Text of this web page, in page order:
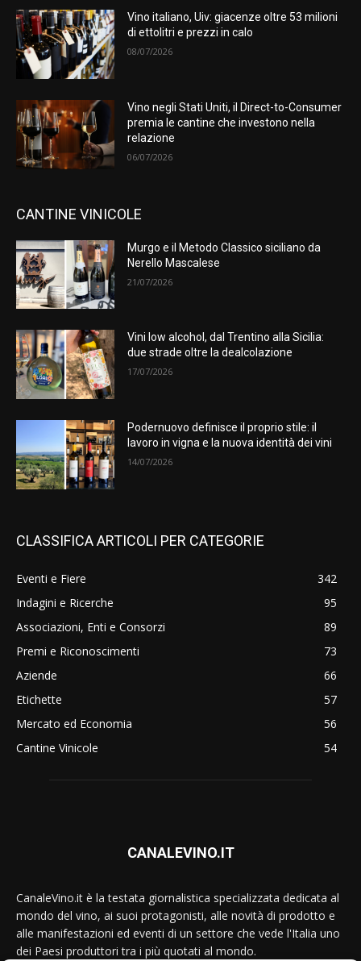
Vino italiano, Uiv: giacenze oltre 53 milioni
di ettolitri e prezzi in calo
08/07/2026
Vino negli Stati Uniti, il Direct-to-Consumer
premia le cantine che investono nella
relazione
06/07/2026
CANTINE VINICOLE
Murgo e il Metodo Classico siciliano da
Nerello Mascalese
21/07/2026
Vini low alcohol, dal Trentino alla Sicilia:
due strade oltre la dealcolazione
17/07/2026
Podernuovo definisce il proprio stile: il
lavoro in vigna e la nuova identità dei vini
14/07/2026
CLASSIFICA ARTICOLI PER CATEGORIE
Eventi e Fiere
342
Indagini e Ricerche
95
Associazioni, Enti e Consorzi
89
Premi e Riconoscimenti
73
Aziende
66
Etichette
57
Mercato ed Economia
56
Cantine Vinicole
54
CANALEVINO.IT
CanaleVino.it è la testata giornalistica specializzata dedicata al
mondo del vino, ai suoi protagonisti, alle novità di prodotto e
alle manifestazioni ed eventi di un settore che vede l'Italia uno
dei Paesi produttori tra i più quotati al mondo.